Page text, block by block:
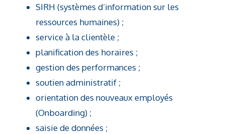
SIRH (systèmes d’information sur les
ressources humaines) ;
service à la clientèle ;
planification des horaires ;
gestion des performances ;
soutien administratif ;
orientation des nouveaux employés
(Onboarding) ;
saisie de données ;